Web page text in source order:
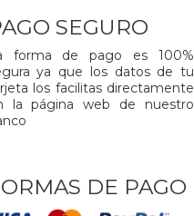
SEGURO
forma de pago es 100%
ya que los datos de tu
los facilitas directamente
la página web de nuestro
DE PAGO